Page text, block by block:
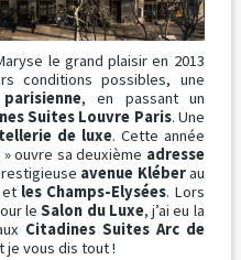
le grand plaisir en 2013
conditions possibles, une
, en passant un
Suites Louvre Paris. Une
de luxe. Cette année
» ouvre sa deuxième adresse
avenue Kléberau
et les Champs-Elysées. Lors
leSalon du Luxe, j’ai eu la
Citadines Suites Arc de
je vous dis tout !